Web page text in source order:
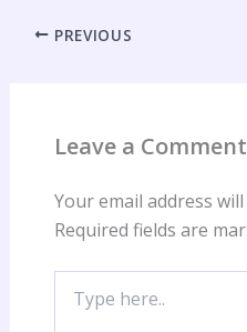
PREVIOUS
Leave a Comment
Your email address
Required fields are
here..